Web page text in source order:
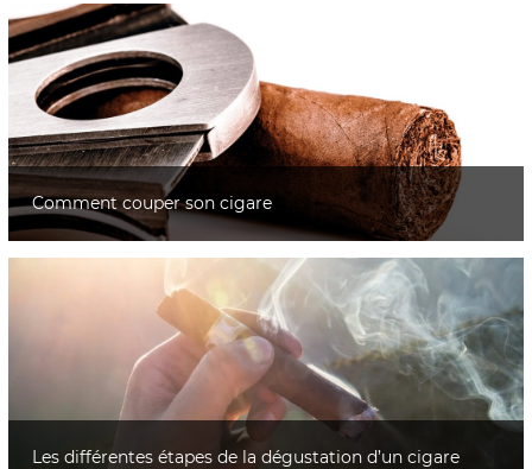
Comment couper son cigare
Les différentes étapes de la dégustation d’un cigare